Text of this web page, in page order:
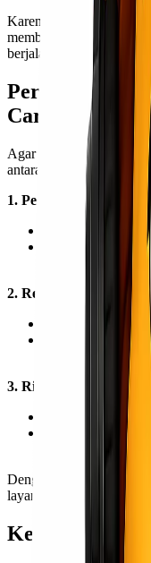
Karena kompleksitas ini,
membutuhkan partner
berjalan lancar tanpa
Perbedaan
Cargo
Agar lebih mudah
antara keduanya:
1. Penanganan
General cargo:
Special cargo:
2. Regulasi
General cargo:
Special cargo:
3. Risiko
General cargo:
Special cargo:
Dengan memahami
layanan cargo udara
Kenapa